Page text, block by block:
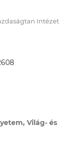
Intézet
Világ- és